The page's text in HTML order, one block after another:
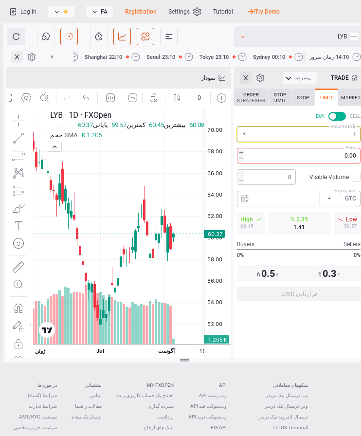
Try Demo!
Tutorial
Settings
Registration
FA
Log in
LYB
14:10 زمان سرور 00:10
Sydney
23:10
Tokyo
23:10
Seoul
22:10
Shanghai
22:10
Hong Kong
TRADE پیشرفته
MARKET
LIMIT
STOP
STOP
LIMIT
ORDER
STRATEGIES
SELL
BUY
Volume LYB
Price
Visible Volume
Expiration
GTC
Low
59.57
2.39 %
1.41
60.45
Sellers
Buyers
0%
0%
6 0.3 7
6 0.5 8
قراردادن Limit
نمودار
سکوهای معاملاتی
وب ترمینال تیک تریدر
وین ترمینال تیک تریدر
ترمینال اندروید تیک تریدر
TT iOS Terminal
API
وب رست API
وب‌سوکت فید ‌API
وب‌سوکت ترید ‌API
FIX API
MY FXOPEN
افتتاح یک حساب کاربری زنده
سپرده گذاری
برداشت
لینک های ارجاع
پشتیبانی
تماس
مقالات راهنما
ارسال یک پیغام
در مورد ما
شرایط (اسناد)
شرایط تجارت
سیاست AML/KYC
سیاست حریم شخصی